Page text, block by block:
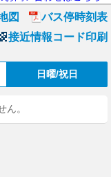
図
バス停時刻表
接近情報コード印刷
日曜/祝日
ん。